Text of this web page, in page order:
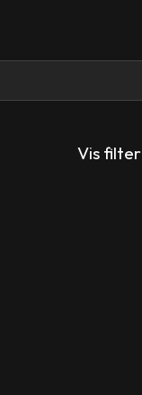
Vis filter